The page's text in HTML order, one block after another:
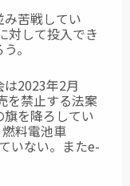
苦戦してい
対して投入でき
。
2023年2月
を禁止する法案
を降ろしてい
料電池車
いない。またe-